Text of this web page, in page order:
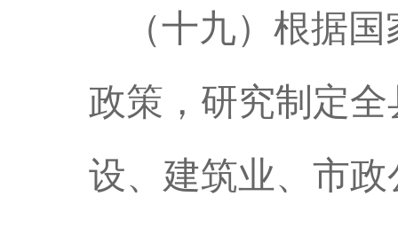
（十九） 根据国
政策，研究制定
设、建筑业、市